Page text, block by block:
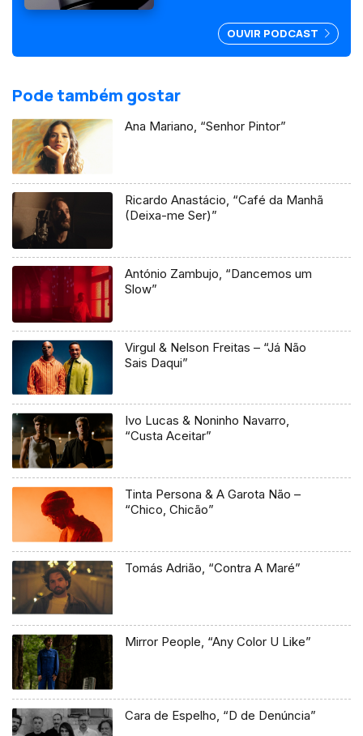
OUVIR PODCAST
Pode também gostar
Ana Mariano, “Senhor Pintor”
Ricardo Anastácio, “Café da Manhã
(Deixa-me Ser)”
António Zambujo, “Dancemos um
Slow”
Virgul & Nelson Freitas – “Já Não
Sais Daqui”
Ivo Lucas & Noninho Navarro,
“Custa Aceitar”
Tinta Persona & A Garota Não –
“Chico, Chicão”
Tomás Adrião, “Contra A Maré”
Mirror People, “Any Color U Like”
Cara de Espelho, “D de Denúncia”